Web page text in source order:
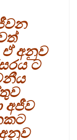
අනුව
ට
අජීව